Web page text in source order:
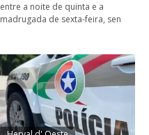
entre a noite de quinta e a
madrugada de sexta-feira, sen